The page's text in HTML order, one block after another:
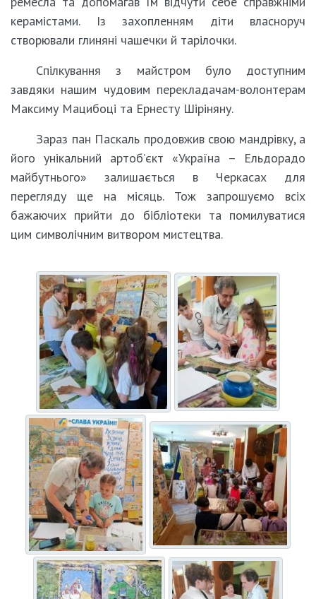
керамістами. Із захопленням діти власноруч
створювали глиняні чашечки й тарілочки.
Спілкування з майстром було доступним
завдяки нашим чудовим перекладачам-волонтерам
Максиму Мацибоці та Ернесту Шіріняну.
Зараз пан Паскаль продовжив свою мандрівку, а
його унікальний артоб’єкт «Україна – Ельдорадо
майбутнього» залишається в Черкасах для
перегляду ще на місяць. Тож запрошуємо всіх
бажаючих прийти до бібліотеки та помилуватися
цим символічним витвором мистецтва.